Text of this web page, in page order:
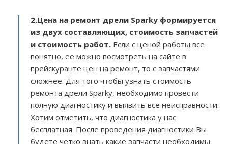
2.Цена на ремонт дрели Sparky формируется
из двух составляющих, стоимость запчастей
и стоимость работ. Если с ценой работы все
понятно, ее можно посмотреть на сайте в
прейскуранте цен на ремонт, то с запчастями
сложнее. Для того чтобы узнать стоимость
ремонта дрели Sparky, необходимо провести
полную диагностику и выявить все неисправности.
Хотим отметить, что диагностика у нас
бесплатная. После проведения диагностики Вы
будете четко знать какие запчасти необходимы